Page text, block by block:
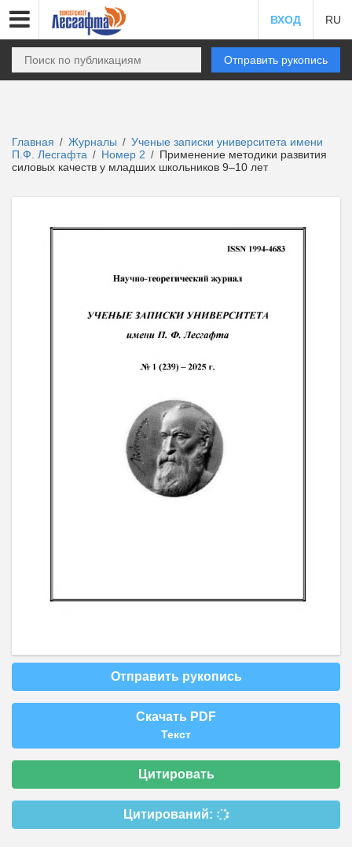
ВХОД RU
Отправить рукопись
Главная / Журналы / Ученые записки университета имени
П.Ф. Лесгафта / Номер 2 / Применение методики развития
силовых качеств у младших школьников 9–10 лет
Отправить рукопись
Скачать PDF
Текст
Цитировать
Цитирований: